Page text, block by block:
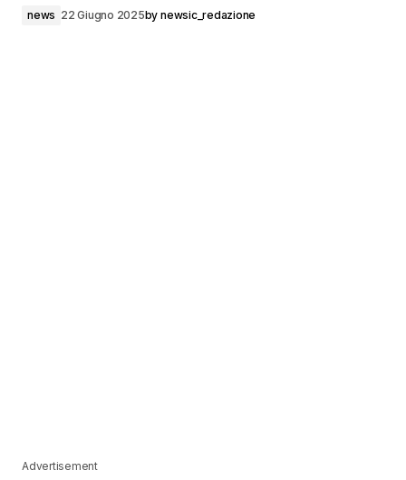
news 22 Giugno 2025by newsic_redazione
Advertisement